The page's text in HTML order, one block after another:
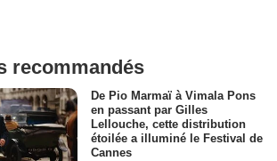
recommandés
De Pio Marmaï à Vimala Pons
en passant par Gilles
Lellouche, cette distribution
étoilée a illuminé le Festival de
Cannes